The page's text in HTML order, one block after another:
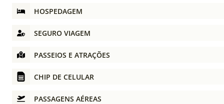
HOSPEDAGEM
SEGURO VIAGEM
PASSEIOS E ATRAÇÕES
CHIP DE CELULAR
PASSAGENS AÉREAS